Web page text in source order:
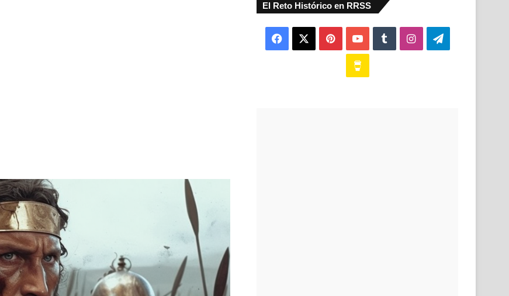
El Reto Histórico en RRSS
Facebook PinterestYouTubeTumblrInstagramTelegram